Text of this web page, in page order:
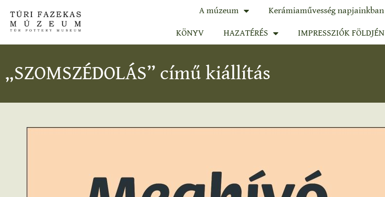
A múzeum Kerámiaművesség napjainkban
KÖNYV HAZATÉRÉS IMPRESSZIÓK FÖLDJÉN
„SZOMSZÉDOLÁS” című kiállítás